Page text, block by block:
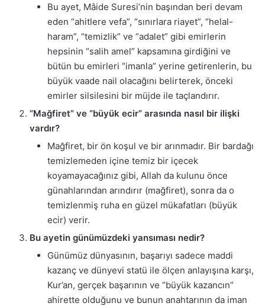
Bu ayet, Mâide Suresi’nin başından beri devam
eden “ahitlere vefa”, “sınırlara riayet”, “helal-
haram”, “temizlik” ve “adalet” gibi emirlerin
hepsinin “salih amel” kapsamına girdiğini ve
bütün bu emirleri “imanla” yerine getirenlerin, bu
büyük vaade nail olacağını belirterek, önceki
emirler silsilesini bir müjde ile taçlandırır.
“Mağfiret” ve “büyük ecir” arasında nasıl bir ilişki
vardır?
Mağfiret, bir ön koşul ve bir arınmadır. Bir bardağı
temizlemeden içine temiz bir içecek
koyamayacağınız gibi, Allah da kulunu önce
günahlarından arındırır (mağfiret), sonra da o
temizlenmiş ruha en güzel mükafatları (büyük
ecir) verir.
Bu ayetin günümüzdeki yansıması nedir?
Günümüz dünyasının, başarıyı sadece maddi
kazanç ve dünyevi statü ile ölçen anlayışına karşı,
Kur’an, gerçek başarının ve “büyük kazancın”
ahirette olduğunu ve bunun anahtarının da iman